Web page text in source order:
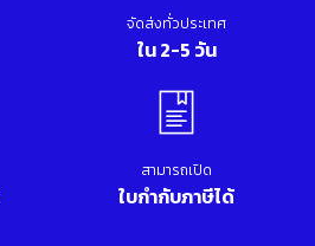
จัดส่งทั่วประเทศ
ใน 2-5 วัน
สามารถเปิด
ใบกำกับภาษีได้